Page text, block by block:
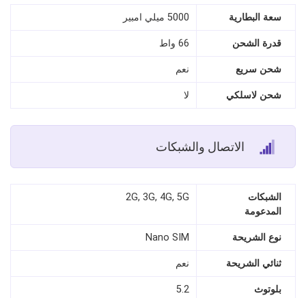
سعة البطارية 5000 ميلي امبير
قدرة الشحن 66 واط
شحن سريع نعم
شحن لاسلكي لا
الاتصال والشبكات
الشبكات
المدعومة
2G, 3G, 4G, 5G
نوع الشريحة Nano SIM
ثنائي الشريحة نعم
بلوتوث 5.2